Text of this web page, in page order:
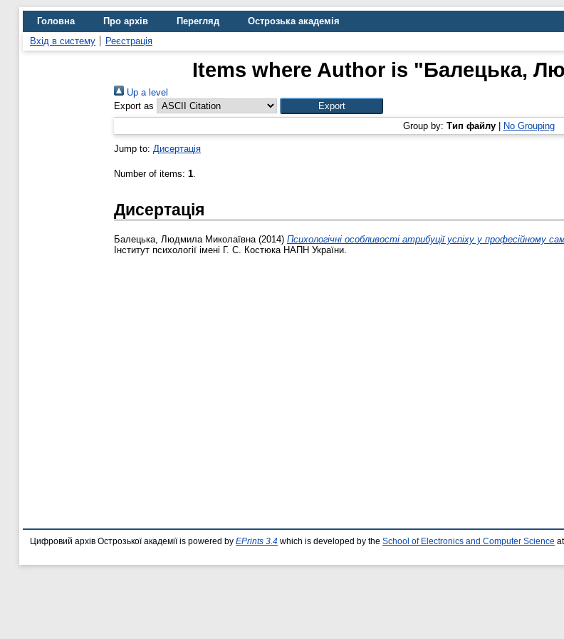
Головна Про архів Перегляд
Острозька академія
Вхід в систему
Реєстрація
Items where Author is "Балецька,
Up a level
Export as
Group by: Тип файлу| No Grouping
Jump to: Дисертація
Number of items: 1.
Дисертація
Балецька, Людмила Миколаївна(2014) Психологічні особливості атрибуції успіху у професійному
Інститут психології імені Г. С. Костюка НАПН України.
Цифровий архів Острозької академії is powered by EPrints 3.4 which is developed by the School of Electronics and Computer Science